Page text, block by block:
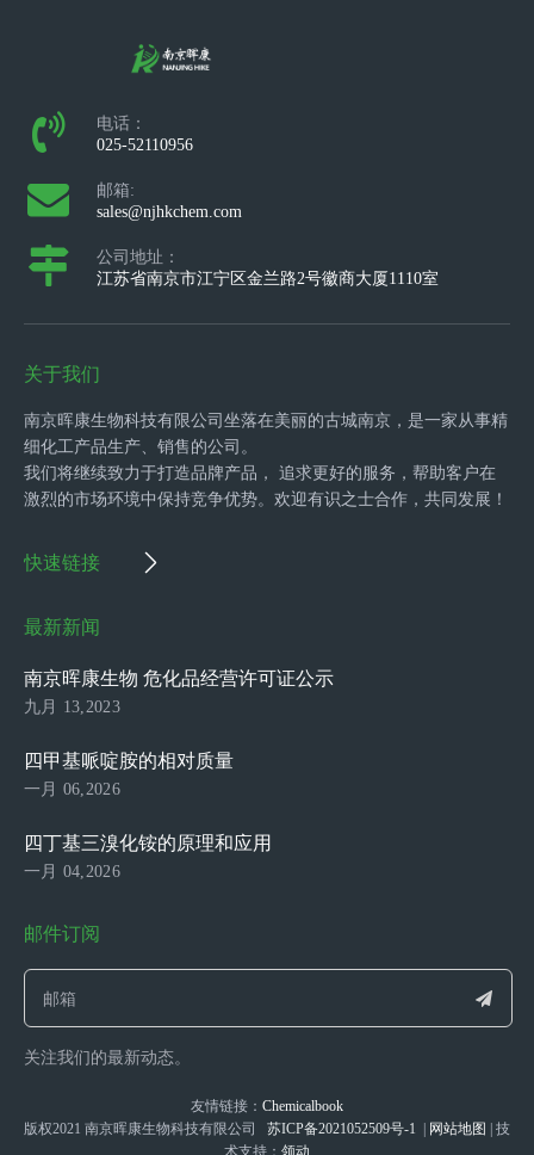
电话：
025-52110956
邮箱:
sales@njhkchem.com
公司地址：
江苏省南京市江宁区金兰路2号徽商大厦1110室
关于我们
南京晖康生物科技有限公司坐落在美丽的古城南京，是一家从事精
细化工产品生产、销售的公司。
我们将继续致力于打造品牌产品， 追求更好的服务，帮助客户在
激烈的市场环境中保持竞争优势。欢迎有识之士合作，共同发展！
快速链接
最新新闻
南京晖康生物 危化品经营许可证公示
九月 13,2023
四甲基哌啶胺的相对质量
一月 06,2026
四丁基三溴化铵的原理和应用
一月 04,2026
邮件订阅
关注我们的最新动态。
友情链接： Chemicalbook
版权2021 南京晖康生物科技有限公司 苏ICP备2021052509号-1 网站地图
| 技
术支持： 领动